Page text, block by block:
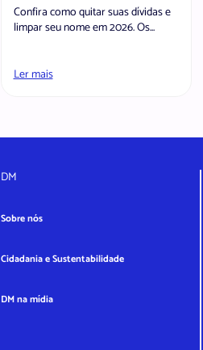
Confira como quitar suas dívidas e
limpar seu nome em 2026. Os...
Ler mais
DM
Sobre nós
Cidadania e Sustentabilidade
DM na mídia